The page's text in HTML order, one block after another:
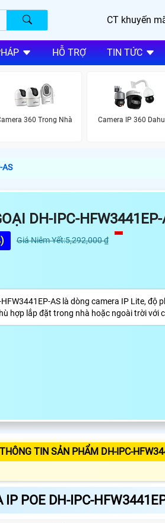
CT khuyến
HỖ TRỢ TIN TỨC
360 Trong Nhà Camera IP 360
AS
DH-IPC-HFW3441EP-
Giá Niêm Yết:5,292,000 ₫
AS là dòng camera IP Lite,
hợp lắp đặt trong nhà hoặc ngoài trời với
TIN SẢN PHẨM DH-IPC-
POE DH-IPC-